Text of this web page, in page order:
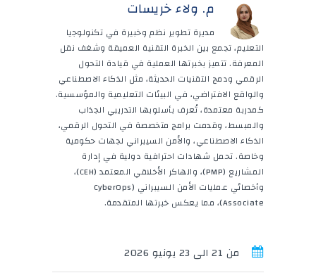
م. ولاء خريسات
مديرة تطوير نظم وخبيرة في تكنولوجيا
التعليم، تجمع بين الخبرة التقنية العميقة وشغف نقل
المعرفة. تتميز بخبرتها العملية في قيادة التحول
الرقمي ودمج التقنيات الحديثة، مثل الذكاء الاصطناعي
والواقع الافتراضي، في البيئات التعليمية والمؤسسية.
كمدربة معتمدة، تُعرف بأسلوبها التدريبي الجذاب
والمبسط، وقدمت برامج متخصصة في التحول الرقمي،
الذكاء الاصطناعي، والأمن السيبراني لجهات حكومية
وخاصة. تحمل شهادات احترافية دولية في إدارة
المشاريع (PMP)، والهاكر الأخلاقي المعتمد (CEH)،
وأخصائي عمليات الأمن السيبراني (CyberOps
Associate)، مما يعكس خبرتها المتقدمة.
من 21 الى 23 يونيو 2026